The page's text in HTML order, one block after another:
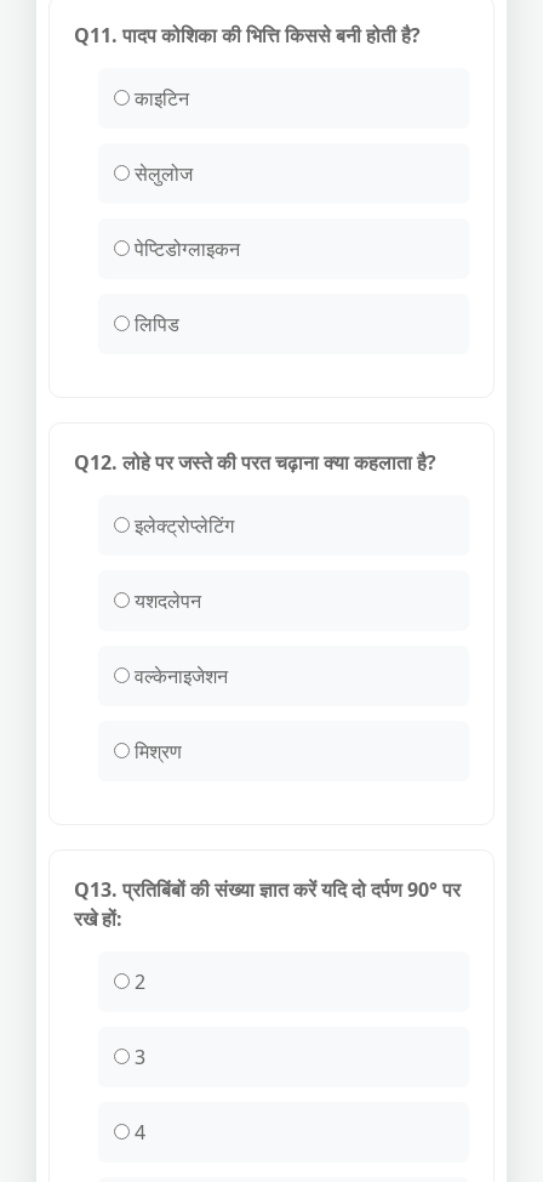
Q11. पादप कोशिका की भित्ति किससे बनी होती है?
काइटिन
सेलुलोज
पेप्टिडोग्लाइकन
लिपिड
Q12. लोहे पर जस्ते की परत चढ़ाना क्या कहलाता है?
इलेक्ट्रोप्लेटिंग
यशदलेपन
वल्केनाइजेशन
मिश्रण
Q13. प्रतिबिंबों की संख्या ज्ञात करें यदि दो दर्पण 90° पर
रखे हों:
2
3
4